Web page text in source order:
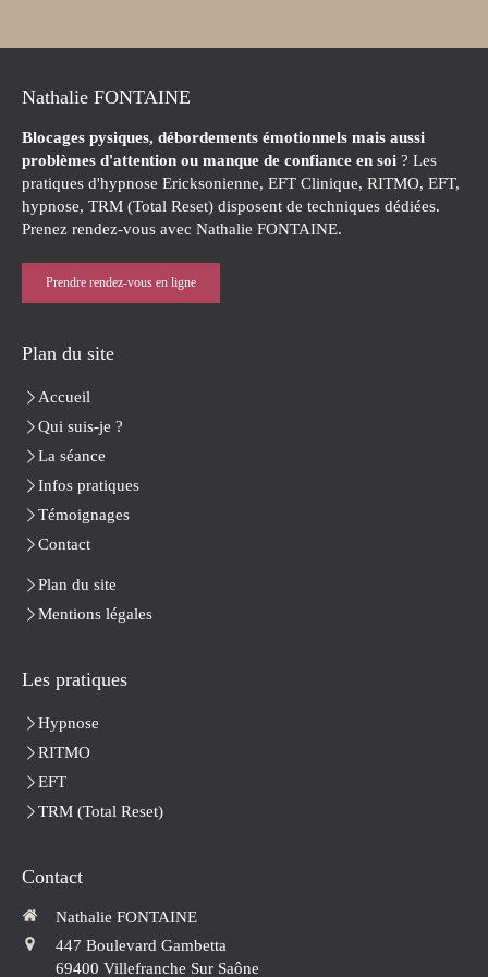
Nathalie FONTAINE
Blocages pysiques, débordements émotionnels mais aussi
problèmes d'attention ou manque de confiance en soi ? Les
pratiques d'hypnose Ericksonienne, EFT Clinique, RITMO, EFT,
hypnose, TRM (Total Reset) disposent de techniques dédiées.
Prenez rendez-vous avec Nathalie FONTAINE.
Prendre rendez-vous en ligne
Plan du site
Accueil
Qui suis-je ?
La séance
Infos pratiques
Témoignages
Contact
Plan du site
Mentions légales
Les pratiques
Hypnose
RITMO
EFT
TRM (Total Reset)
Contact
Nathalie FONTAINE
447 Boulevard Gambetta
69400 Villefranche Sur Saône